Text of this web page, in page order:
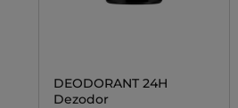
DEODORANT 24H
Dezodor